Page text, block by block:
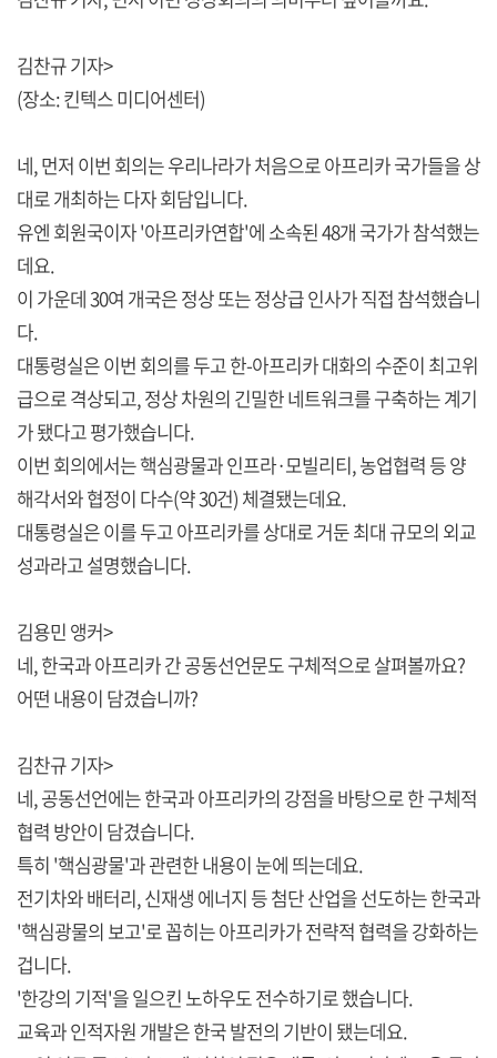
김찬규 기자>
(장소: 킨텍스 미디어센터)
네, 먼저 이번 회의는 우리나라가 처음으로 아프리카 국가들을 상
대로 개최하는 다자 회담입니다.
유엔 회원국이자 '아프리카연합'에 소속된 48개 국가가 참석했는
데요.
이 가운데 30여 개국은 정상 또는 정상급 인사가 직접 참석했습니
다.
대통령실은 이번 회의를 두고 한-아프리카 대화의 수준이 최고위
급으로 격상되고, 정상 차원의 긴밀한 네트워크를 구축하는 계기
가 됐다고 평가했습니다.
이번 회의에서는 핵심광물과 인프라·모빌리티, 농업협력 등 양
해각서와 협정이 다수(약 30건) 체결됐는데요.
대통령실은 이를 두고 아프리카를 상대로 거둔 최대 규모의 외교
성과라고 설명했습니다.
김용민 앵커>
네, 한국과 아프리카 간 공동선언문도 구체적으로 살펴볼까요?
어떤 내용이 담겼습니까?
김찬규 기자>
네, 공동선언에는 한국과 아프리카의 강점을 바탕으로 한 구체적
협력 방안이 담겼습니다.
특히 '핵심광물'과 관련한 내용이 눈에 띄는데요.
전기차와 배터리, 신재생 에너지 등 첨단 산업을 선도하는 한국과
'핵심광물의 보고'로 꼽히는 아프리카가 전략적 협력을 강화하는
겁니다.
'한강의 기적'을 일으킨 노하우도 전수하기로 했습니다.
교육과 인적자원 개발은 한국 발전의 기반이 됐는데요.